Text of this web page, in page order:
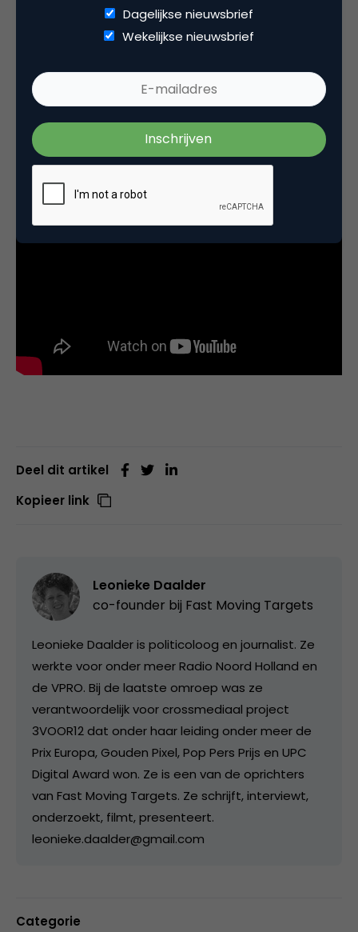
gaat niet hard genoeg. Er is geenlevel playing field
Op het moment dat dit wel het geval is, wil ik wel
aan onze zijde.”
video:
Deel dit artikel
Kopieer link
Leonieke Daalder
co-founder bij Fast Moving Targets
Leonieke Daalder is politicoloog en journalist. Ze
werkte voor onder meer Radio Noord Holland en
de VPRO. Bij de laatste omroep was ze
verantwoordelijk voor crossmediaal project
3VOOR12 dat onder haar leiding onder meer de
Prix Europa, Gouden Pixel, Pop Pers Prijs en UPC
Digital Award won. Ze is een van de oprichters
van Fast Moving Targets. Ze schrijft, interviewt,
onderzoekt, filmt, presenteert.
leonieke.daalder@gmail.com
Categorie
Dagelijkse nieuwsbrief
Wekelijkse nieuwsbrief